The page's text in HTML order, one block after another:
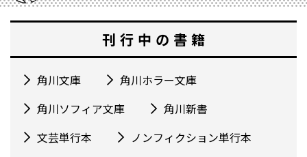
刊行中の書籍
角川文庫
角川ホラー文庫
角川ソフィア文庫
角川新書
文芸単行本
ノンフィクション単行本